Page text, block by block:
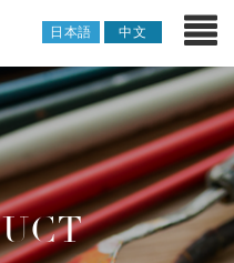
日本語 中文